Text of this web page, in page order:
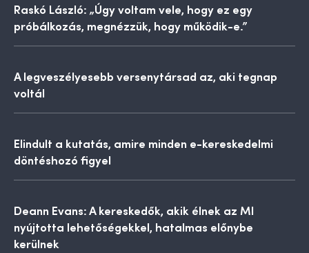
Raskó László: „Úgy voltam vele, hogy ez egy
próbálkozás, megnézzük, hogy működik-e.”
A legveszélyesebb versenytársad az, aki tegnap
voltál
Elindult a kutatás, amire minden e-kereskedelmi
döntéshozó figyel
Deann Evans: A kereskedők, akik élnek az MI
nyújtotta lehetőségekkel, hatalmas előnybe
kerülnek